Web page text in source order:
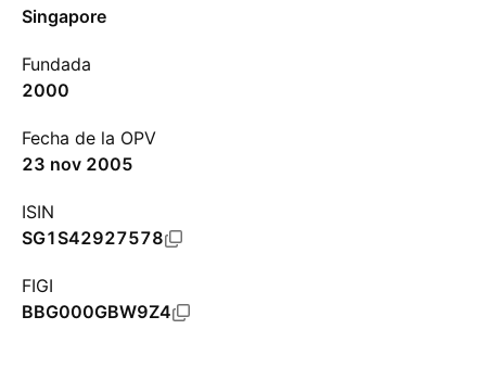
Singapore
Fundada
2000
Fecha de la OPV
23 nov 2005
ISIN
SG1S42927578
FIGI
BBG000GBW9Z4